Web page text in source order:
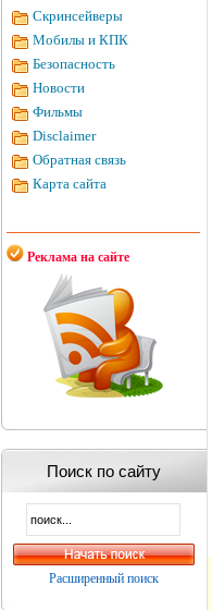
Скринсейверы
Мобилы и КПК
Безопасность
Новости
Фильмы
Disclaimer
Обратная связь
Карта сайта
Реклама на сайте
Поиск по сайту
Расширенный поиск